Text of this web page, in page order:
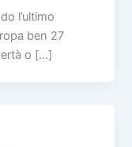
l’ultimo
ben 27
o […]